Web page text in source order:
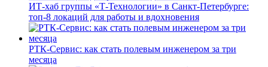
ИТ-хаб группы «Т-Технологии» в Санкт-Петербурге:
топ-8 локаций для работы и вдохновения
РТК-Сервис: как стать полевым инженером за три
месяца